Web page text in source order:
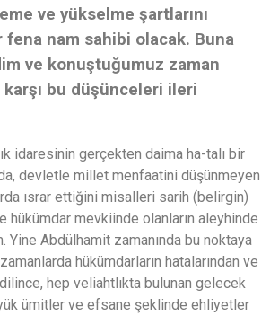
ve yükselme şartlarını
fena nam sahibi olacak. Buna
ve konuştuğumuz zaman
bu düşünceleri ileri
idaresinin gerçekten daima ha-talı bir
devletle millet menfaatini düşünmeyen
ısrar ettiğini misalleri sarih (belirgin)
mevkiinde olanların aleyhinde
Yine Abdülhamit zamanında bu noktaya
hükümdarların hatalarından ve
hep veliahtlıkta bulunan gelecek
ümitler ve efsane şeklinde ehliyetler